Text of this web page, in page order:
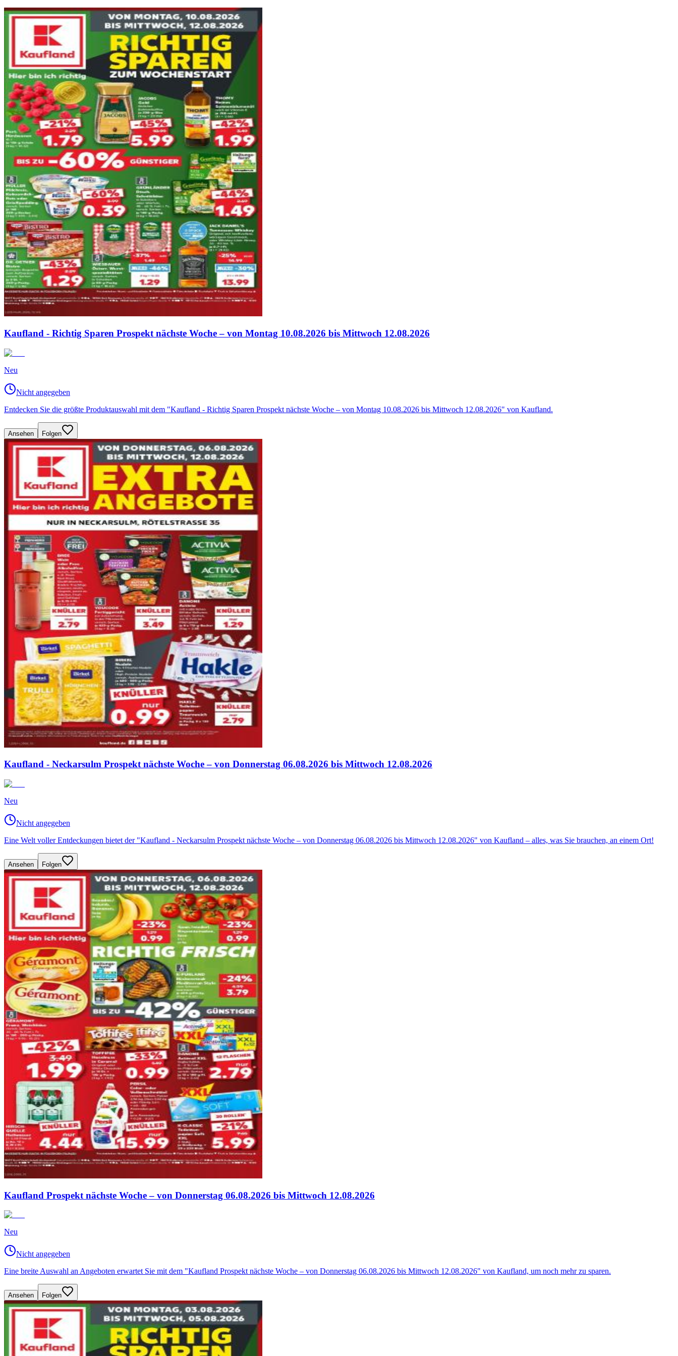
Kaufland - Richtig Sparen Prospekt nächste Woche – von Montag 10.08.2026 bis Mittwoch 12.08.2026
Neu
Nicht angegeben
Entdecken Sie die größte Produktauswahl mit dem "Kaufland - Richtig Sparen Prospekt nächste Woche – von Montag 10.08.2026 bis Mittwoch 12.08.2026" von Kaufland.
Ansehen Folgen
Kaufland - Neckarsulm Prospekt nächste Woche – von Donnerstag 06.08.2026 bis Mittwoch 12.08.2026
Neu
Nicht angegeben
Eine Welt voller Entdeckungen bietet der "Kaufland - Neckarsulm Prospekt nächste Woche – von Donnerstag 06.08.2026 bis Mittwoch 12.08.2026" von Kaufland – alles, was Sie brauchen, an einem Ort!
Ansehen Folgen
Kaufland Prospekt nächste Woche – von Donnerstag 06.08.2026 bis Mittwoch 12.08.2026
Neu
Nicht angegeben
Eine breite Auswahl an Angeboten erwartet Sie mit dem "Kaufland Prospekt nächste Woche – von Donnerstag 06.08.2026 bis Mittwoch 12.08.2026" von Kaufland, um noch mehr zu sparen.
Ansehen Folgen